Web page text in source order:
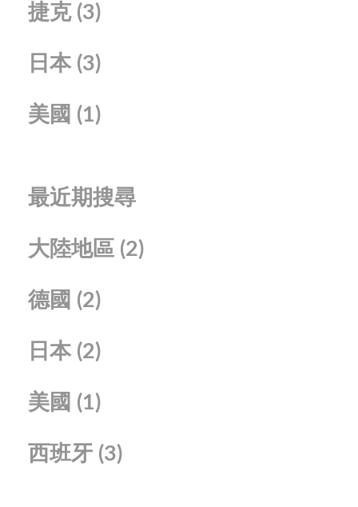
捷克 (3)
日本 (3)
美國 (1)
最近期搜尋
大陸地區 (2)
德國 (2)
日本 (2)
美國 (1)
西班牙 (3)